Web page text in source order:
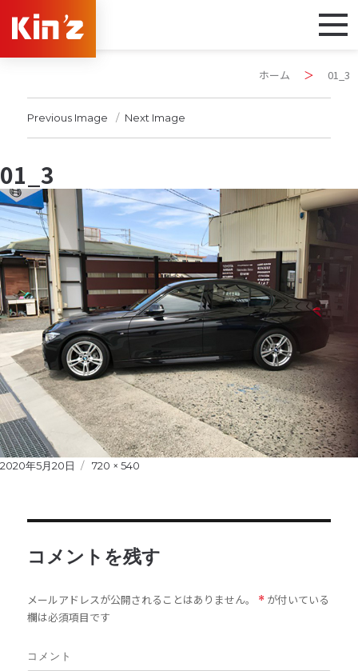
ホーム ＞ 01_3
Previous Image Next Image
01_3
Posted
2020年5月20日
Full
720 × 540
コメントを残す
メールアドレスが公開されることはありません。 * が付いている
欄は必須項目です
コメント